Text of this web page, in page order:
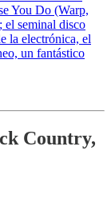
You Do (Warp,
el seminal disco
la electrónica, el
un fantástico
Country,